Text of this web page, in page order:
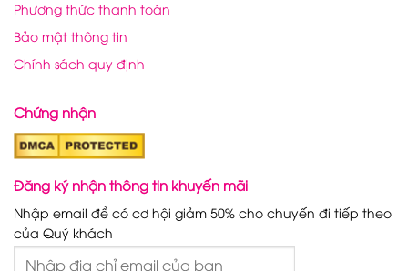
Phương thức thanh toán
Bảo mật thông tin
Chính sách quy định
Chứng nhận
Đăng ký nhận thông tin khuyến mãi
Nhập email để có cơ hội giảm 50% cho chuyến đi tiếp theo
của Quý khách